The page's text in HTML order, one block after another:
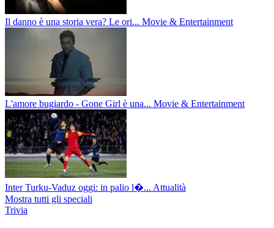
Il danno è una storia vera? Le ori... Movie & Entertainment
L'amore bugiardo - Gone Girl è una... Movie & Entertainment
Inter Turku-Vaduz oggi: in palio l�... Attualità
Mostra tutti gli speciali
Trivia